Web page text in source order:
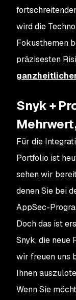
wird die
Fokusthemen
präzisesten
Snyk +
Für die
Portfolio ist
sehen wir
denen Sie bei
AppSec-
Doch das ist
Snyk, die neue
wir freuen uns
Ihnen
Wenn Sie